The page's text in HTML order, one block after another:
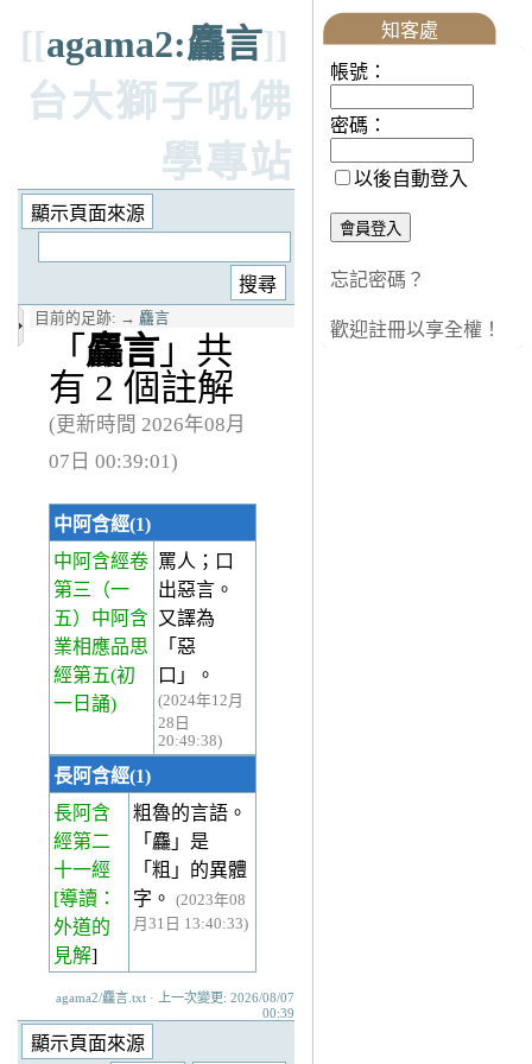
[[agama2:麤言]]
台大獅子吼佛
學專站
目前的足跡: → 麤言
「 麤言 」共
有 2 個註解
(更新時間 2026年08月
07日 00:39:01)
中阿含經(1)
中阿含經卷
第三
（一
五）中阿含
業相應品思
經第五(初
一日誦)
罵人；口
出惡言。
又譯為
「惡
口」。
(2024年12月
28日
20:49:38)
長阿含經(1)
長阿含
經第二
十一經
[導讀：
外道的
見解]
粗魯的言語。
「麤」是
「粗」的異體
字。
(2023年08
月31日 13:40:33)
agama2/麤言.txt · 上一次變更: 2026/08/07
00:39
知客處
帳號：
密碼：
以後自動登入
忘記密碼？
歡迎註冊以享全權！